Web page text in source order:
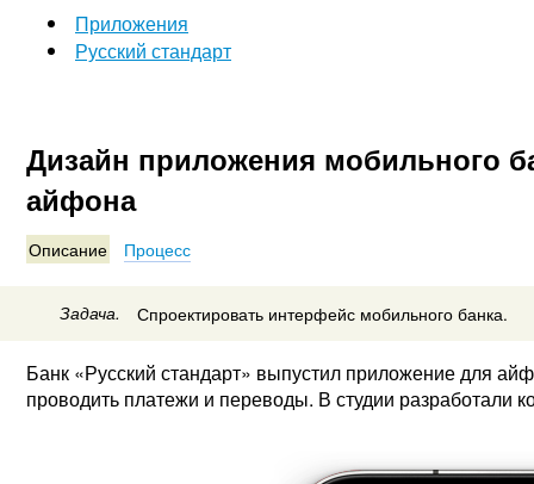
Приложения
Русский стандарт
Дизайн приложения мобильного
айфона
Описание Процесс
Задача. Спроектировать интерфейс мобильного банка.
Банк «Русский стандарт» выпустил приложение для
проводить платежи и переводы. В студии разработали